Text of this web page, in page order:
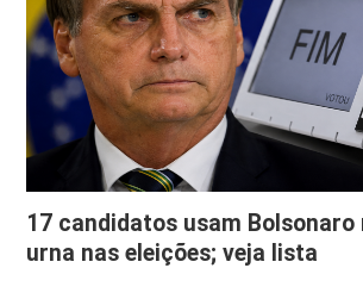
17 candidatos usam Bolsonaro
urna nas eleições; veja lista